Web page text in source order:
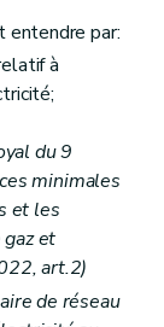
2018, art. 32).
entendre par:
à
du 9
minimales
et les
et
art.2)
de réseau